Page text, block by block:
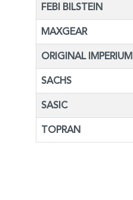
FEBI BILSTEIN
MAXGEAR
ORIGINAL IMPERIUM
SACHS
SASIC
TOPRAN